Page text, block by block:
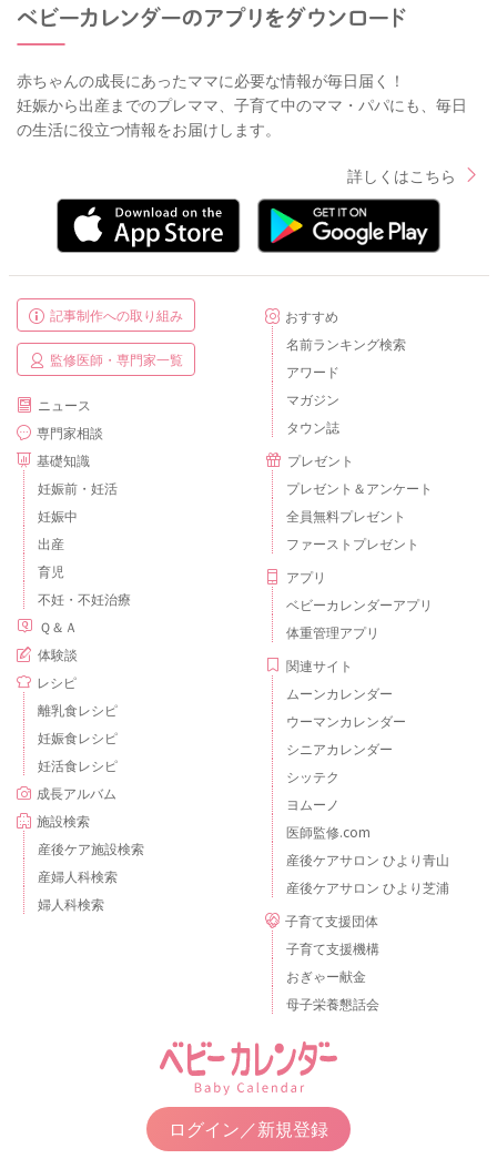
赤ちゃんの成長にあったママに必要な情報が毎日届く！
妊娠から出産までのプレママ、子育て中のママ・パパにも、毎日
の生活に役立つ情報をお届けします。
詳しくはこちら
記事制作への取り組み
監修医師・専門家一覧
ニュース
専門家相談
基礎知識
妊娠前・妊活
妊娠中
出産
育児
不妊・不妊治療
Ｑ＆Ａ
体験談
レシピ
離乳食レシピ
妊娠食レシピ
妊活食レシピ
成長アルバム
施設検索
産後ケア施設検索
産婦人科検索
婦人科検索
おすすめ
名前ランキング検索
アワード
マガジン
タウン誌
プレゼント
プレゼント＆アンケート
全員無料プレゼント
ファーストプレゼント
アプリ
ベビーカレンダーアプリ
体重管理アプリ
関連サイト
ムーンカレンダー
ウーマンカレンダー
シニアカレンダー
シッテク
ヨムーノ
医師監修.com
産後ケアサロン ひより青山
産後ケアサロン ひより芝浦
子育て支援団体
子育て支援機構
おぎゃー献金
母子栄養懇話会
ログイン／新規登録